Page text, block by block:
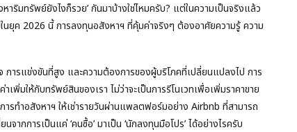
ริมทรัพย์ยังไงก็รวย’ กันมาบ้างใช่ไหมครับ? แต่ในความเป็นจริงแล้ว
นยุค 2026 นี้ การลงทุนอสังหาฯ ที่คุ้มค่าจริงๆ ต้องอาศัยความรู้ ความ
ารแข่งขันที่สูง และความต้องการของผู้บริโภคที่เปลี่ยนแปลงไป การ
มให้กับทรัพย์สินของเรา ไม่ว่าจะเป็นการรีโนเวทเพื่อเพิ่มราคาขาย
ารทำอสังหาฯ ให้เช่ารายวันผ่านแพลตฟอร์มอย่าง Airbnb ที่สามารถ
กการเป็นแค่ ‘คนซื้อ’ มาเป็น ‘นักลงทุนมือโปร’ ได้อย่างไรครับ